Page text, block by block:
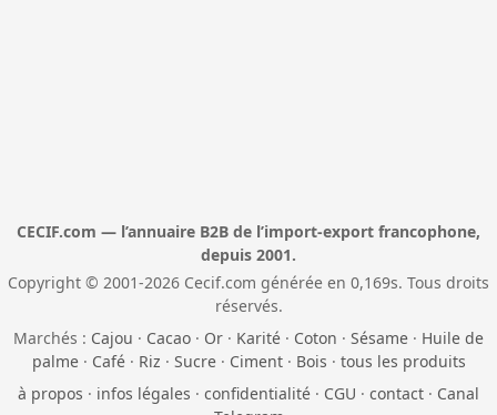
CECIF.com — l’annuaire B2B de l’import-export francophone,
depuis 2001.
Copyright © 2001-2026 Cecif.com générée en 0,169s. Tous droits
réservés.
Marchés : Cajou · Cacao · Or · Karité · Coton · Sésame · Huile de
palme· Café· Riz · Sucre· Ciment· Bois · tous les produits
à propos · infos légales · confidentialité · CGU · contact · Canal